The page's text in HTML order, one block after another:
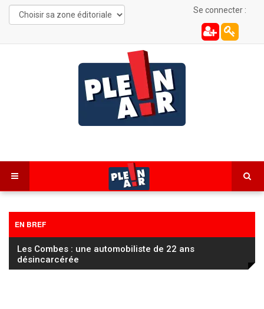
Se connecter :
EN BREF
Les Combes : une automobiliste de 22 ans
désincarcérée